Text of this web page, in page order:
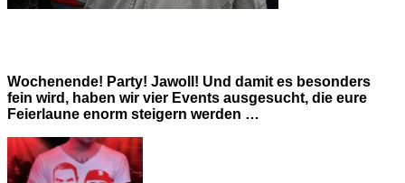
Wochenende! Party! Jawoll! Und damit es besonders
fein wird, haben wir vier Events ausgesucht, die eure
Feierlaune enorm steigern werden …